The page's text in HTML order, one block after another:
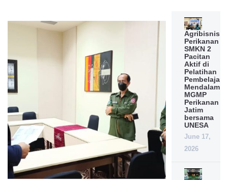
Agribisnis
Perikanan
SMKN 2
Pacitan
Aktif di
Pelatihan
Mendalam
MGMP
Perikanan
Jatim
bersama
UNESA
June 17,
2026